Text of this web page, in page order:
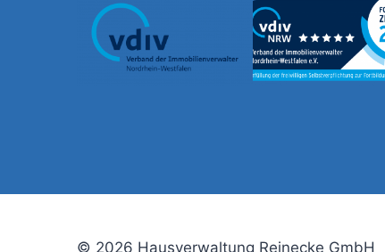
© 2026 Hausverwaltung Reinecke GmbH